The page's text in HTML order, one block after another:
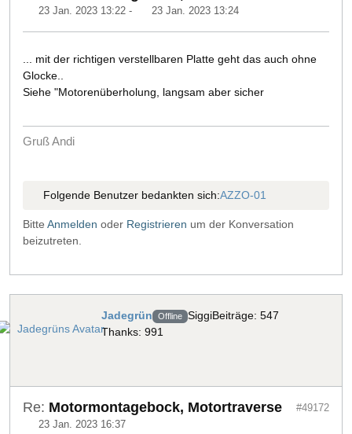
23 Jan. 2023 13:22 - 23 Jan. 2023 13:24
... mit der richtigen verstellbaren Platte geht das auch ohne
Glocke..
Siehe "Motorenüberholung, langsam aber sicher
Gruß Andi
Folgende Benutzer bedankten sich:AZZO-01
Bitte Anmelden oder Registrieren um der Konversation
beizutreten.
Jadegrün Offline SiggiBeiträge: 547
Thanks: 991
Re: Motormontagebock, Motortraverse
23 Jan. 2023 16:37
#49172